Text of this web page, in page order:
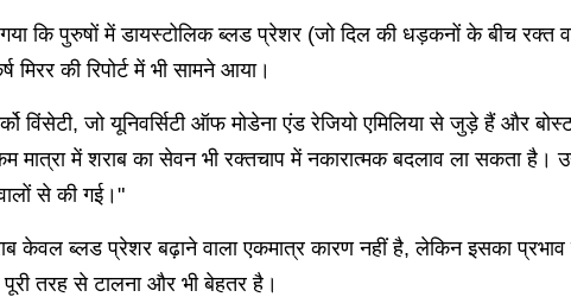
कि पुरुषों में डायस्टोलिक ब्लड प्रेशर (जो दिल की धड़कनों के बीच रक्त
की रिपोर्ट में भी सामने आया।
विंसेटी, जो यूनिवर्सिटी ऑफ मोडेना एंड रेजियो एमिलिया से जुड़े हैं और
में शराब का सेवन भी रक्तचाप में नकारात्मक बदलाव ला सकता है।
से की गई।"
केवल ब्लड प्रेशर बढ़ाने वाला एकमात्र कारण नहीं है, लेकिन इसका प्रभाव
तरह से टालना और भी बेहतर है।